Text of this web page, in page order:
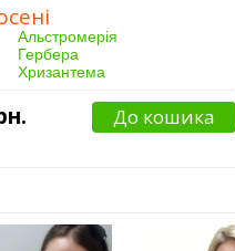
Альстромерія
Гербера
Хризантема
11 шт.
До кошика